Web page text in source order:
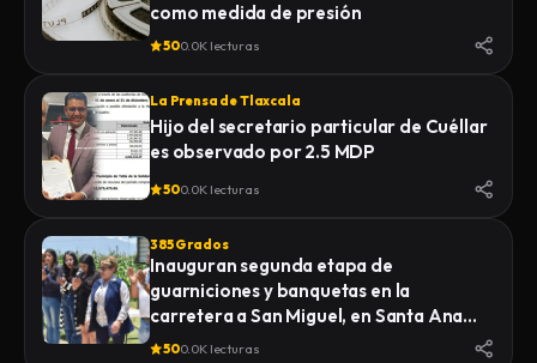
como medida de presión
500.0K lecturas
La Prensa de Tlaxcala
Hijo del secretario particular de Cuéllar
es observado por 2.5 MDP
500.0K lecturas
385 Grados
Inauguran segunda etapa de
guarniciones y banquetas en la
carretera a San Miguel, en Santa Ana
Nopalucan
500.0K lecturas